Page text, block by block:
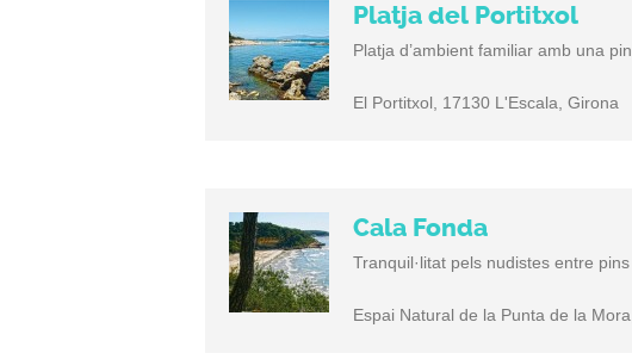
Platja del Portitxol
Platja d’ambient familiar amb una
El Portitxol, 17130 L'Escala, Girona
Cala Fonda
Tranquil·litat pels nudistes entre
Espai Natural de la Punta de la